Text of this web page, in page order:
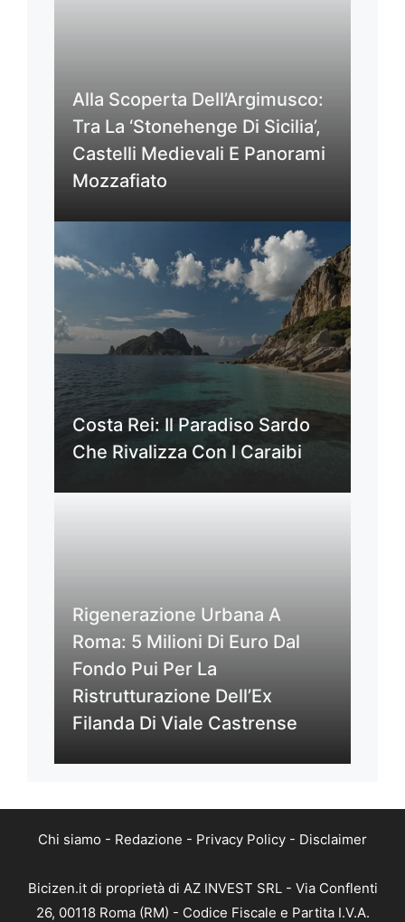
Alla Scoperta Dell’Argimusco:
Tra La ‘Stonehenge Di Sicilia’,
Castelli Medievali E Panorami
Mozzafiato
Costa Rei: Il Paradiso Sardo
Che Rivalizza Con I Caraibi
Rigenerazione Urbana A
Roma: 5 Milioni Di Euro Dal
Fondo Pui Per La
Ristrutturazione Dell’Ex
Filanda Di Viale Castrense
Chi siamo - Redazione - Privacy Policy - Disclaimer
Bicizen.it di proprietà di AZ INVEST SRL - Via Conflenti
26, 00118 Roma (RM) - Codice Fiscale e Partita I.V.A.